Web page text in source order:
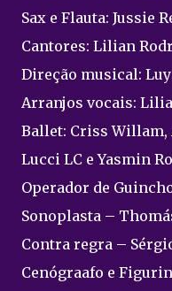
Sax e Flauta: Jussie
Cantores: Lilian
Direção musical: Luy
Arranjos vocais:
Ballet: Criss Willam,
Lucci LC e Yasmin
Operador de
Sonoplasta –
Contra regra –
Cenógraafo e